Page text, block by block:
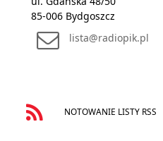
85-006 Bydgoszcz
lista@radiopik.pl
NOTOWANIE LISTY RSS